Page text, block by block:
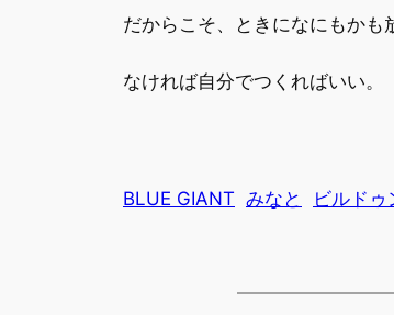
だからこそ、ときになにもかも
なければ自分でつくればいい。
BLUE GIANT みなと ビルド